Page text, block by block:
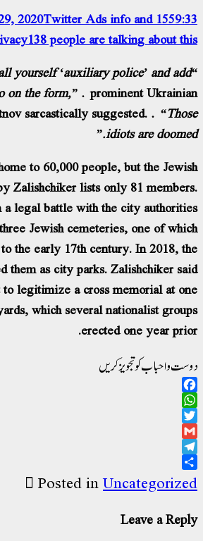
1559:33 AM – Jan 29, 2020
Twitter Ads info and
138 people are talking about this
yourself ‘auxiliary police’ and add
on the form,” prominent Ukrainian
sarcastically suggested.“Those
idiots are doomed.”
to 60,000 people, but the Jewish
Zalishchiker lists only 81 members.
a legal battle with the city authorities
Jewish cemeteries, one of which
to the early 17th century. In 2018, the
them as city parks. Zalishchiker said
to legitimize a cross memorial at one
which several nationalist groups
erected one year prior.
دوست و احباب کو تجویز کریں
Facebook
WhatsApp
Twitter
Gmail
Telegram
Share
Posted inUncategorized
Leave a Reply